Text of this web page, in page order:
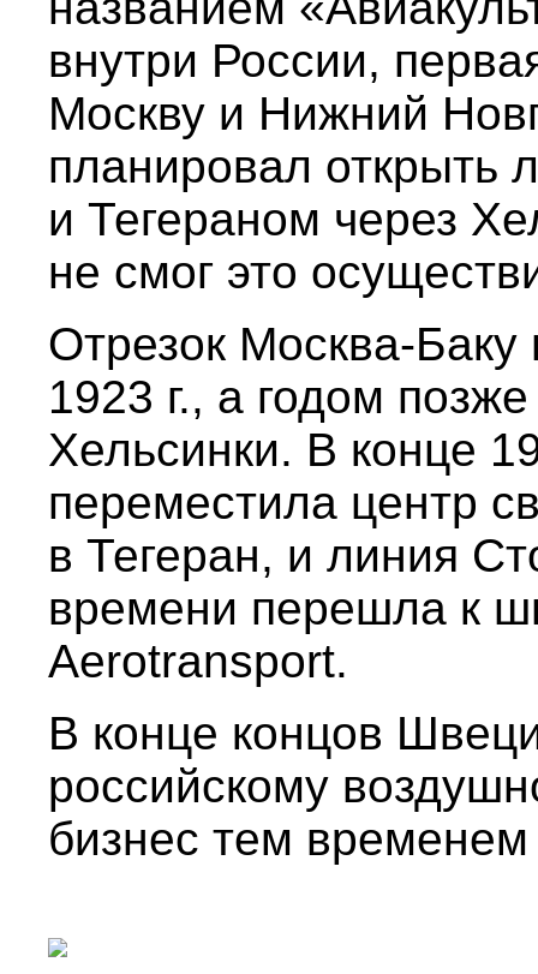
внутри России,
Москву и Нижний
планировал открыть
и Тегераном через
не смог это
Отрезок Москва-
1923 г., а годом
Хельсинки. В конце
переместила центр
в Тегеран, и линия
времени перешла к
Aerotransport.
В конце концов
российскому
бизнес тем